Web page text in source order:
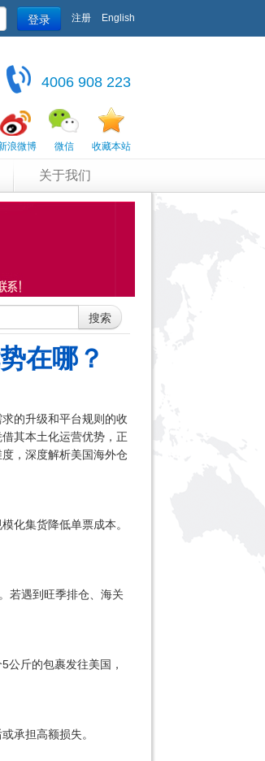
登录 注册 English
4006 908 223
浪微博 微信 收藏本站
关于我们
搜索
在哪？
的升级和平台规则的收
其本土化运营优势，正
，深度解析美国海外仓
化集货降低单票成本。
若遇到旺季排仓、海关
公斤的包裹发往美国，
承担高额损失。